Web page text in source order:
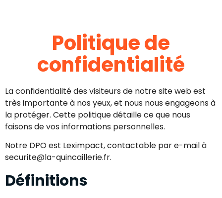
Politique de
confidentialité
La confidentialité des visiteurs de notre site web est
très importante à nos yeux, et nous nous engageons à
la protéger. Cette politique détaille ce que nous
faisons de vos informations personnelles.
Notre DPO est Leximpact, contactable par e-mail à
securite@la-quincaillerie.fr.
Définitions